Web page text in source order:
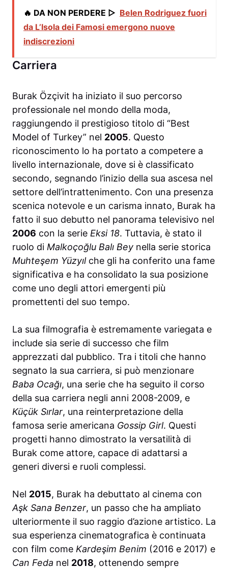
🔥 DA NON PERDERE ▷ Belen Rodriguez fuori
da L’Isola dei Famosi emergono nuove
indiscrezioni
Carriera
Burak Özçivit ha iniziato il suo percorso
professionale nel mondo della moda,
raggiungendo il prestigioso titolo di “Best
Model of Turkey” nel 2005. Questo
riconoscimento lo ha portato a competere a
livello internazionale, dove si è classificato
secondo, segnando l’inizio della sua ascesa nel
settore dell’intrattenimento. Con una presenza
scenica notevole e un carisma innato, Burak ha
fatto il suo debutto nel panorama televisivo nel
2006 con la serie Eksi 18. Tuttavia, è stato il
ruolo di Malkoçoğlu Balı Bey nella serie storica
Muhteşem Yüzyılche gli ha conferito una fame
significativa e ha consolidato la sua posizione
come uno degli attori emergenti più
promettenti del suo tempo.
La sua filmografia è estremamente variegata e
include sia serie di successo che film
apprezzati dal pubblico. Tra i titoli che hanno
segnato la sua carriera, si può menzionare
Baba Ocağı, una serie che ha seguito il corso
della sua carriera negli anni 2008-2009, e
Küçük Sırlar, una reinterpretazione della
famosa serie americana Gossip Girl. Questi
progetti hanno dimostrato la versatilità di
Burak come attore, capace di adattarsi a
generi diversi e ruoli complessi.
Nel 2015, Burak ha debuttato al cinema con
Aşk Sana Benzer, un passo che ha ampliato
ulteriormente il suo raggio d’azione artistico. La
sua esperienza cinematografica è continuata
con film come Kardeşim Benim (2016 e 2017) e
Can Feda nel 2018, ottenendo sempre